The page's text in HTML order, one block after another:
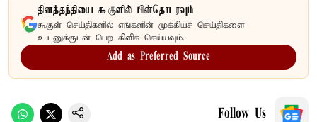
தினத்தந்தியை கூகுளில் பின்தொடரவும்
கூகுள் செய்திகளில் எங்களின் முக்கியச் செய்திகளை
உடனுக்குடன் பெற கிளிக் செய்யவும்.
Add as Preferred Source
Follow Us